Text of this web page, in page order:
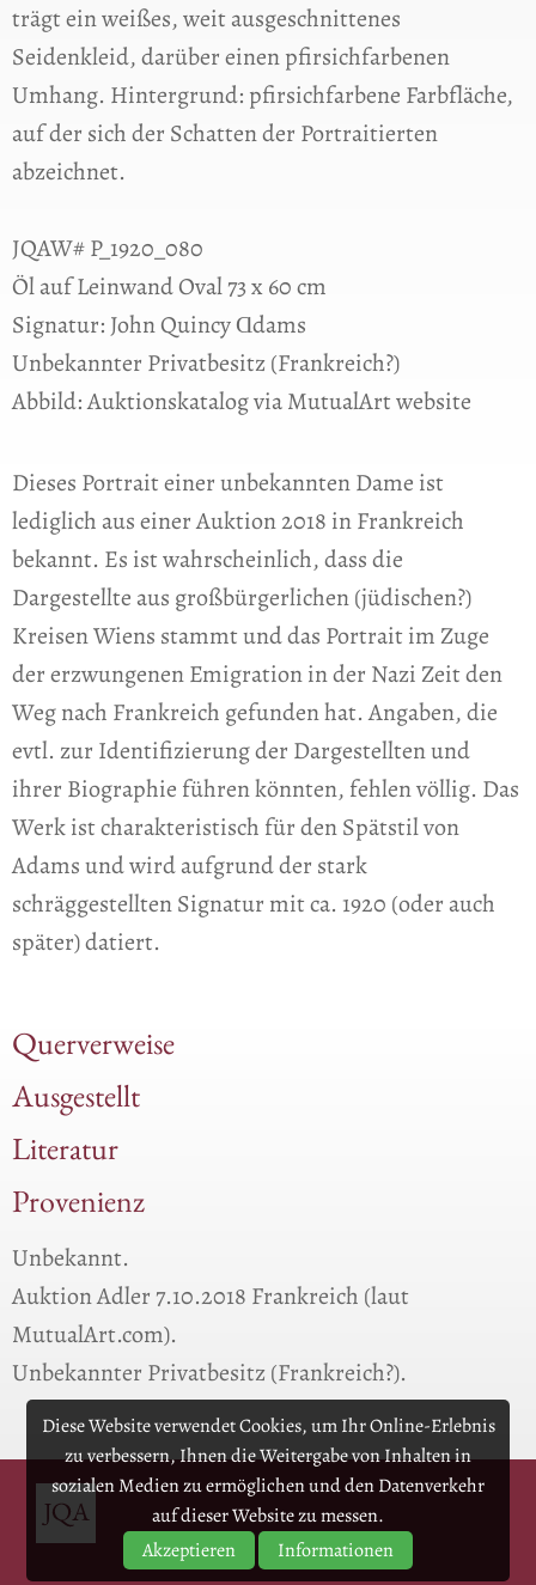
Diese Website verwendet Cookies, um Ihr Online-Erlebnis
zu verbessern, Ihnen die Weitergabe von Inhalten in
sozialen Medien zu ermöglichen und den Datenverkehr
auf dieser Website zu messen.
Akzeptieren
Informationen
trägt ein weißes, weit ausgeschnittenes
Seidenkleid, darüber einen pfirsichfarbenen
Umhang. Hintergrund: pfirsichfarbene Farbfläche,
auf der sich der Schatten der Portraitierten
abzeichnet.
JQAW# P_1920_080
Öl auf Leinwand Oval 73 x 60 cm
Signatur: John Quincy Ɑdams
Unbekannter Privatbesitz (Frankreich?)
Abbild: Auktionskatalog via MutualArt website
Dieses Portrait einer unbekannten Dame ist
lediglich aus einer Auktion 2018 in Frankreich
bekannt. Es ist wahrscheinlich, dass die
Dargestellte aus großbürgerlichen (jüdischen?)
Kreisen Wiens stammt und das Portrait im Zuge
der erzwungenen Emigration in der Nazi Zeit den
Weg nach Frankreich gefunden hat. Angaben, die
evtl. zur Identifizierung der Dargestellten und
ihrer Biographie führen könnten, fehlen völlig. Das
Werk ist charakteristisch für den Spätstil von
Adams und wird aufgrund der stark
schräggestellten Signatur mit ca. 1920 (oder auch
später) datiert.
Querverweise
Ausgestellt
Literatur
Provenienz
Unbekannt.
Auktion Adler 7.10.2018 Frankreich (laut
MutualArt.com).
Unbekannter Privatbesitz (Frankreich?).